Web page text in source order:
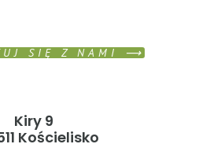
SIĘ Z NAMI ⟶
Kiry 9
Kościelisko